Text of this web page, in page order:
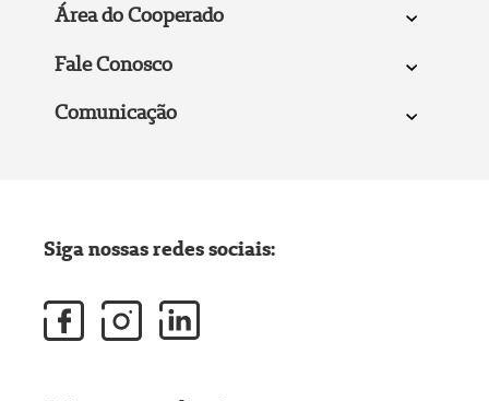
Área do Cooperado
Fale Conosco
Comunicação
Siga nossas redes sociais: